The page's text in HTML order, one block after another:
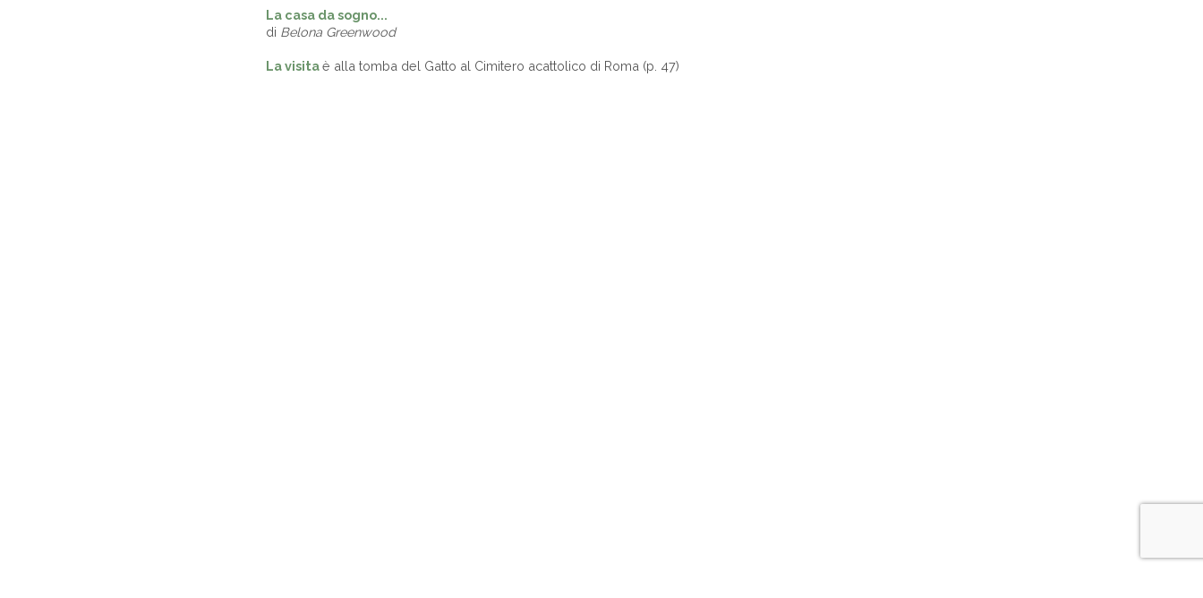
La casa da sogno...
di Belona Greenwood
La visitaè alla tomba del Gatto al Cimitero acattolico di Roma (p. 47)